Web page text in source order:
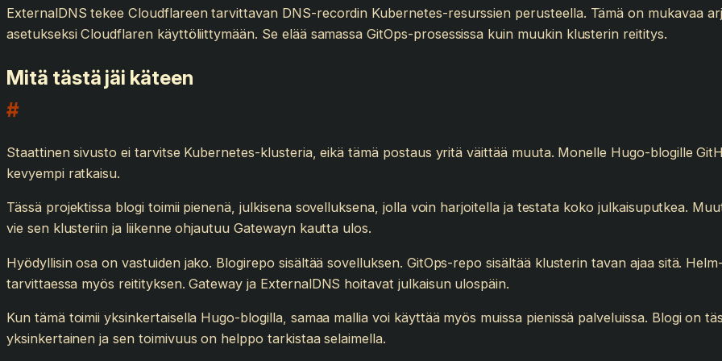
ExternalDNS tekee Cloudflareen tarvittavan DNS-recordin Kubernetes-resurssien perusteella. Tämä on mukavaa
asetukseksi Cloudflaren käyttöliittymään. Se elää samassa GitOps-prosessissa kuin muukin klusterin reititys.
Mitä tästä jäi käteen
#
Staattinen sivusto ei tarvitse Kubernetes-klusteria, eikä tämä postaus yritä väittää muuta. Monelle Hugo-blogille
kevyempi ratkaisu.
Tässä projektissa blogi toimii pienenä, julkisena sovelluksena, jolla voin harjoitella ja testata koko julkaisuputkea.
vie sen klusteriin ja liikenne ohjautuu Gatewayn kautta ulos.
Hyödyllisin osa on vastuiden jako. Blogirepo sisältää sovelluksen. GitOps-repo sisältää klusterin tavan ajaa sitä.
tarvittaessa myös reitityksen. Gateway ja ExternalDNS hoitavat julkaisun ulospäin.
Kun tämä toimii yksinkertaisella Hugo-blogilla, samaa mallia voi käyttää myös muissa pienissä palveluissa. Blogi on
yksinkertainen ja sen toimivuus on helppo tarkistaa selaimella.